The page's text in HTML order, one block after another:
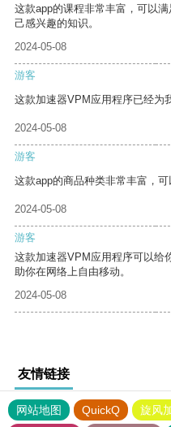
这款app的课程非常丰富，可以
己感兴趣的知识。
2024-05-08
游客
这款加速器VPM应用程序已经为
2024-05-08
游客
这款app的商品种类非常丰富，可
2024-05-08
游客
这款加速器VPM应用程序可以给
助你在网络上自由移动。
2024-05-08
友情链接
网站地图 QuickQ 旋风